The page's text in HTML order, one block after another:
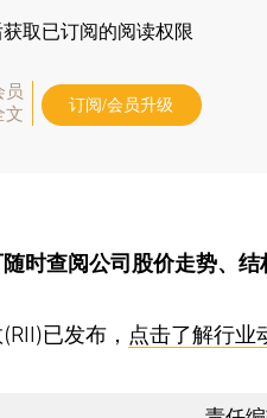
获取已订阅的阅读权限
员
文
订阅/会员升级
随时查阅公司股价走势、
已发布， 点击了解行业